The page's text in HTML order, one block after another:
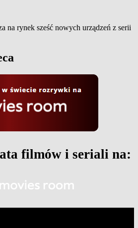
na rynek sześć nowych urządzeń z serii
filmów i seriali na: